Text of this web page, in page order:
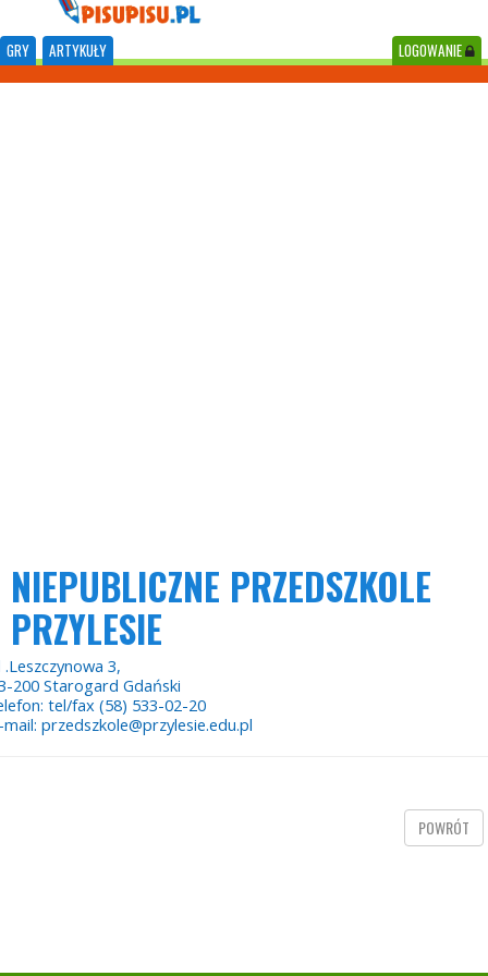
GRY ARTYKUŁY LOGOWANIE
NIEPUBLICZNE PRZEDSZKOLE
PRZYLESIE
.Leszczynowa 3,
200 Starogard Gdański
tel/fax (58) 533-02-20
przedszkole@przylesie.edu.pl
POWRÓT